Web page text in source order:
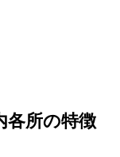
各所の特徴